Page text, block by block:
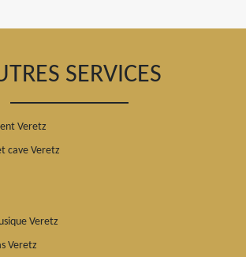
SERVICES
Veretz
cave Veretz
Veretz
Veretz